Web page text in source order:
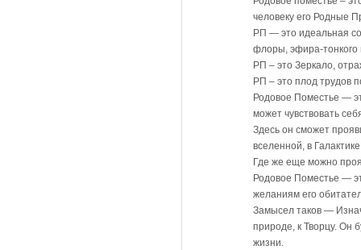
человеку его Родные
РП — это идеальная
флоры, эфира-тонкого
РП – это Зеркало,
РП – это плод трудов
Родовое Поместье —
может чувствовать
Здесь он сможет
вселенной, в
Где же еще можно
Родовое Поместье —
желаниям его
Замысел таков —
природе, к Творцу. Он
жизни.